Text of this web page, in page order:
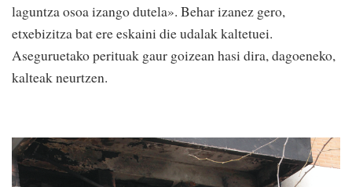
laguntza osoa izango dutela». Behar izanez gero,
etxebizitza bat ere eskaini die udalak kaltetuei.
Aseguruetako perituak gaur goizean hasi dira, dagoeneko,
kalteak neurtzen.